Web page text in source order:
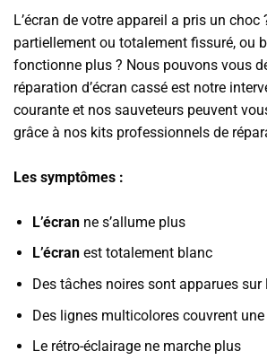
L’écran de votre appareil a pris un choc
partiellement ou totalement fissuré, ou
fonctionne plus ? Nous pouvons vous
réparation d’écran cassé est notre
courante et nos sauveteurs peuvent
grâce à nos kits professionnels de
Les symptômes :
L’écranne s’allume plus
L’écranest totalement blanc
Des tâches noires sont apparues sur
Des lignes multicolores couvrent
Le rétro-éclairage ne marche plus